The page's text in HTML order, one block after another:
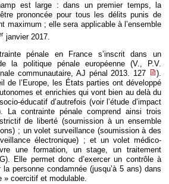
est large : dans un premier temps, la
prononcée pour tous les délits punis de
maximum ; elle sera applicable à l’ensemble
janvier 2017.
pénale en France s’inscrit dans un
la politique pénale européenne (V., P.V.
communautaire, AJ pénal 2013. 127
).
de l’Europe, les États parties ont développé
et enrichies qui vont bien au delà du
éducatif d’autrefois (voir l’étude d’impact
La contrainte pénale comprend ainsi trois
de liberté (soumission à un ensemble
; un volet surveillance (soumission à des
électronique) ; et un volet médico-
une formation, un stage, un traitement
Elle permet donc d’exercer un contrôle à
personne condamnée (jusqu’à 5 ans) dans
» coercitif et modulable.